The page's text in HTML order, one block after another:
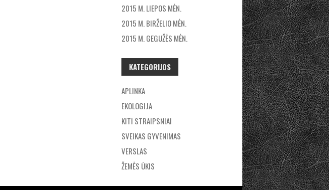
2015 M. LIEPOS MĖN.
2015 M. BIRŽELIO MĖN.
2015 M. GEGUŽĖS MĖN.
KATEGORIJOS
APLINKA
EKOLOGIJA
KITI STRAIPSNIAI
SVEIKAS GYVENIMAS
VERSLAS
ŽEMĖS ŪKIS